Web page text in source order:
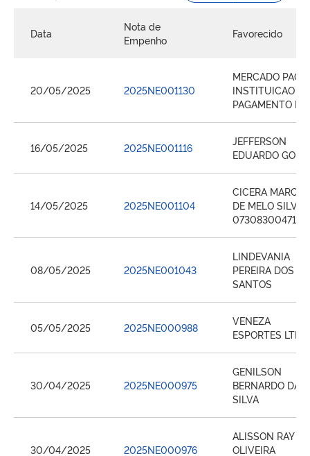
Data
Nota de
Empenho
Favorecido
20/05/2025 2025NE001130
MERCADO PAGO
INSTITUICAO DE
PAGAMENTO
16/05/2025 2025NE001116
JEFFERSON
EDUARDO
14/05/2025 2025NE001104
CICERA
DE MELO SILVA
07308300471
08/05/2025 2025NE001043
LINDEVANIA
PEREIRA DOS
SANTOS
05/05/2025 2025NE000988
VENEZA
ESPORTES LTDA
30/04/2025 2025NE000975
GENILSON
BERNARDO DA
SILVA
30/04/2025 2025NE000976
ALISSON RAY DE
OLIVEIRA